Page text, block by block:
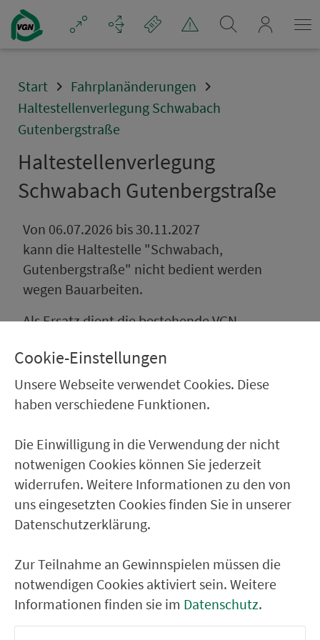
Navigation überspringen
Start
Fahrplanänderungen
Haltestellenverlegung Schwabach
Gutenbergstraße
Hal­te­stel­lenverlegung
Schwabach Gutenbergstraße
Von 06.07.2026 bis 30.11.2027
kann die Haltestelle "Schwabach,
Gutenbergstraße" nicht bedient werden
wegen Bauarbeiten.
Als Ersatz dient die bestehende VGN
In diesem Zeitraum wird auch die VGN Linie
677 dort halten bei Fahrten zum- oder vom
"Wolfram-von-Eschenbach-Gymnasium"
Ver­kehrs­ver­bund Groß­raum
Nürn­berg
22.000 Qua­drat­ki­lo­me­ter. 130 Ver­kehrs­un­
ter­neh­men. 1.100 Linien. Eine Fahr­kar­te.
Ver­bin­dungen
Abfahrten
Cookie-Einstellungen
Unsere Webseite verwendet Cookies. Diese
haben verschiedene Funktionen.
Die Einwilligung in die Verwendung der nicht
notwenigen Cookies können Sie jederzeit
widerrufen. Weitere Informationen zu den von
uns eingesetzten Cookies finden Sie in unserer
Datenschutzerklärung.
Zur Teilnahme an Gewinnspielen müssen die
notwendigen Cookies aktiviert sein. Weitere
Informationen finden sie im Datenschutz.